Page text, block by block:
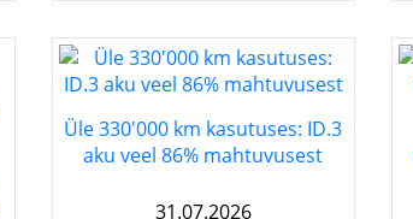
Üle 330'000 km kasutuses: ID.3
aku veel 86% mahtuvusest
31.07.2026